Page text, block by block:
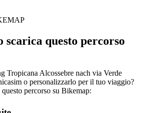
scarica questo percorso
Tropicana Alcossebre nach via Verde
o personalizzarlo per il tuo viaggio?
percorso su Bikemap: